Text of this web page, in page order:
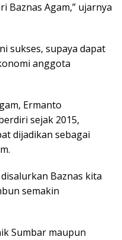
Baznas Agam,” ujarnya
sukses, supaya dapat
anggota
Ermanto
sejak 2015,
dijadikan sebagai
Baznas kita
semakin
Sumbar maupun